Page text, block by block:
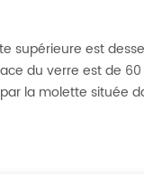
supérieure est
du verre est de 60
la molette située